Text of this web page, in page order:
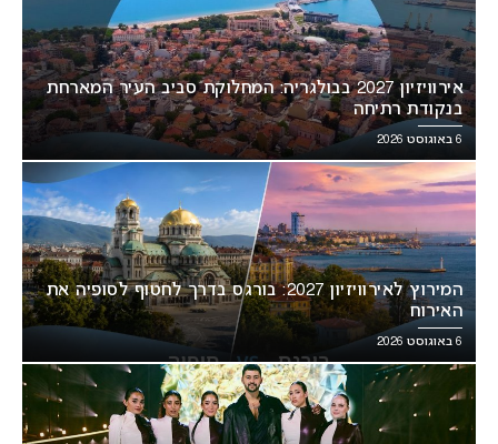
אירוויזיון 2027 בבולגריה: המחלוקת סביב העיר המארחת
בנקודת רתיחה
6 באוגוסט 2026
המירוץ לאירוויזיון 2027: בורגס בדרך לחטוף לסופיה את
האירוח
6 באוגוסט 2026